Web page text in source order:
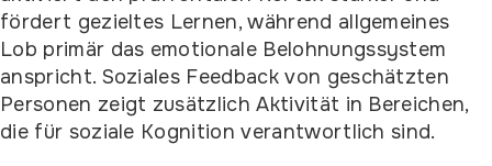
fördert gezieltes Lernen, während allgemeines
Lob primär das emotionale Belohnungssystem
anspricht. Soziales Feedback von geschätzten
Personen zeigt zusätzlich Aktivität in Bereichen,
die für soziale Kognition verantwortlich sind.